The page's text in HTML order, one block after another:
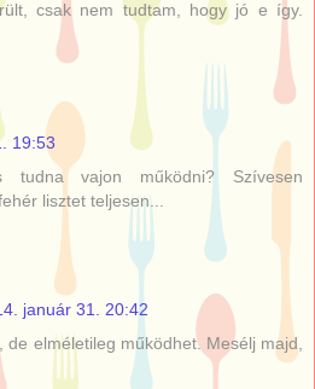
csak nem tudtam, hogy jó e így.
19:53
tudna vajon működni? Szívesen
lisztet teljesen...
január 31. 20:42
de elméletileg működhet. Mesélj majd,